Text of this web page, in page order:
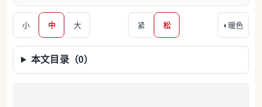
小 中 大 紧 松 ◐ 暖色
本文目录（0）